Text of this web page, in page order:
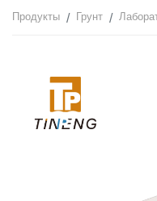
Продукты Грунт